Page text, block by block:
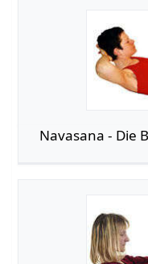
Navasana - Die